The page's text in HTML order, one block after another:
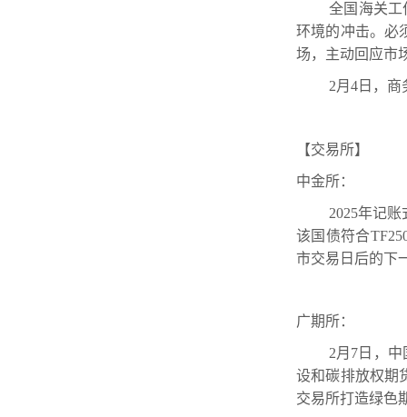
全国海关工
环境的冲击。必
场，主动回应市
2月4日，
【交易所】
中金所：
2025年记
该国债符合
市交易日后的下
广期所：
2月7日，
设和碳排放权期
交易所打造绿色